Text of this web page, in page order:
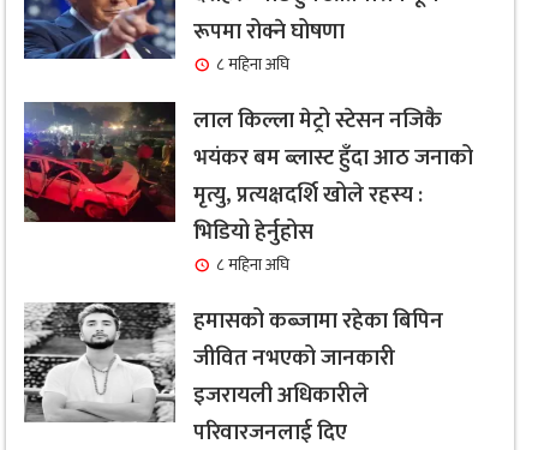
रूपमा रोक्ने घोषणा
८ महिना अघि
लाल किल्ला मेट्रो स्टेसन नजिकै
भयंकर बम ब्लास्ट हुँदा आठ जनाको
मृत्यु, प्रत्यक्षदर्शि खोले रहस्य :
भिडियो हेर्नुहोस
८ महिना अघि
हमासको कब्जामा रहेका बिपिन
जीवित नभएको जानकारी
इजरायली अधिकारीले
परिवारजनलाई दिए